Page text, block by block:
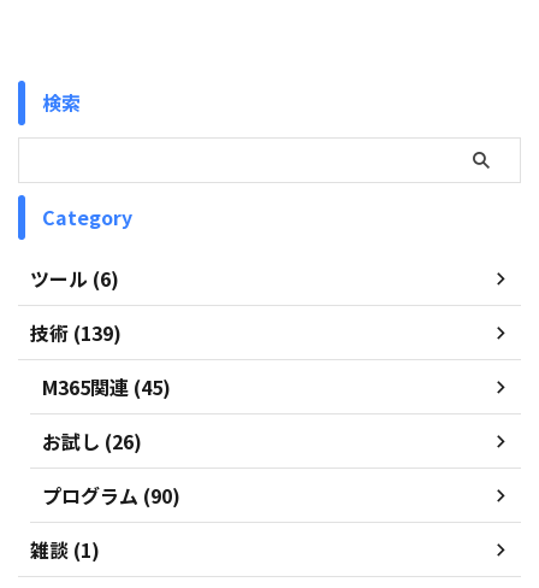
検索
Category
ツール (6)
技術 (139)
M365関連 (45)
お試し (26)
プログラム (90)
雑談 (1)